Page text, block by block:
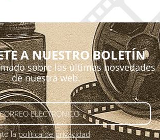
A NUESTRO BOLETÍN
sobre las últimas nosvedades
de nuestra web.
lapolítica de privacidad.